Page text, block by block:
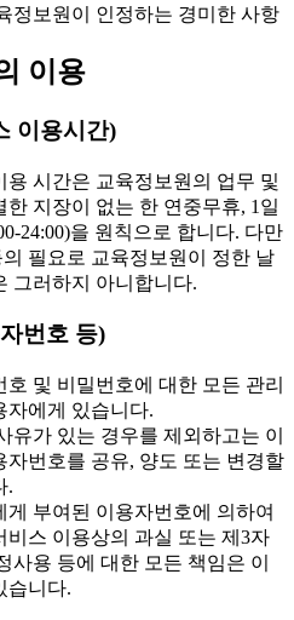
정보원이 인정하는 경미한 사항
이용
이용시간)
용 시간은 교육정보원의 업무 및
한 지장이 없는 한 연중무휴, 1일
24:00)을 원칙으로 합니다. 다만
필요로 교육정보원이 정한 날
그러하지 아니합니다.
번호 등)
및 비밀번호에 대한 모든 관리
자에게 있습니다.
가 있는 경우를 제외하고는 이
자번호를 공유, 양도 또는 변경할
.
부여된 이용자번호에 의하여
비스 이용상의 과실 또는 제3자
사용 등에 대한 모든 책임은 이
습니다.